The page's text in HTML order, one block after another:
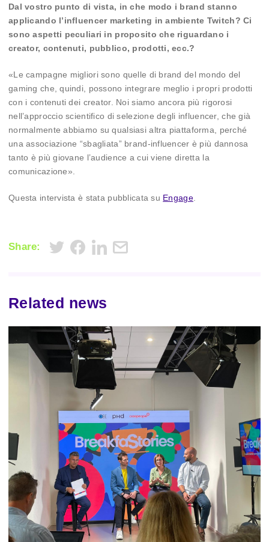
Dal vostro punto di vista, in che modo i brand stanno
applicando l’influencer marketing in ambiente Twitch? Ci
sono aspetti peculiari in proposito che riguardano i
creator, contenuti, pubblico, prodotti, ecc.?
«Le campagne migliori sono quelle di brand del mondo del
gaming che, quindi, possono integrare meglio i propri prodotti
con i contenuti dei creator. Noi siamo ancora più rigorosi
nell’approccio scientifico di selezione degli influencer, che già
normalmente abbiamo su qualsiasi altra piattaforma, perché
una associazione “sbagliata” brand-influencer è più dannosa
tanto è più giovane l’audience a cui viene diretta la
comunicazione».
Questa intervista è stata pubblicata su Engage.
Share:
Related news